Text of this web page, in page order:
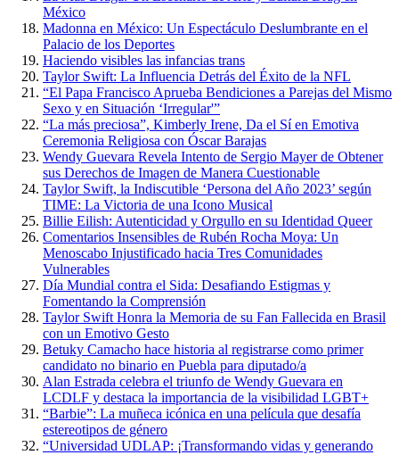
México
Madonna en México: Un Espectáculo Deslumbrante en el
Palacio de los Deportes
Haciendo visibles las infancias trans
Taylor Swift: La Influencia Detrás del Éxito de la NFL
“El Papa Francisco Aprueba Bendiciones a Parejas del Mismo
Sexo y en Situación ‘Irregular'”
“La más preciosa”, Kimberly Irene, Da el Sí en Emotiva
Ceremonia Religiosa con Óscar Barajas
Wendy Guevara Revela Intento de Sergio Mayer de Obtener
sus Derechos de Imagen de Manera Cuestionable
Taylor Swift, la Indiscutible ‘Persona del Año 2023’ según
TIME: La Victoria de una Icono Musical
Billie Eilish: Autenticidad y Orgullo en su Identidad Queer
Comentarios Insensibles de Rubén Rocha Moya: Un
Menoscabo Injustificado hacia Tres Comunidades
Vulnerables
Día Mundial contra el Sida: Desafiando Estigmas y
Fomentando la Comprensión
Taylor Swift Honra la Memoria de su Fan Fallecida en Brasil
con un Emotivo Gesto
Betuky Camacho hace historia al registrarse como primer
candidato no binario en Puebla para diputado/a
Alan Estrada celebra el triunfo de Wendy Guevara en
LCDLF y destaca la importancia de la visibilidad LGBT+
“Barbie”: La muñeca icónica en una película que desafía
estereotipos de género
“Universidad UDLAP: ¡Transformando vidas y generando